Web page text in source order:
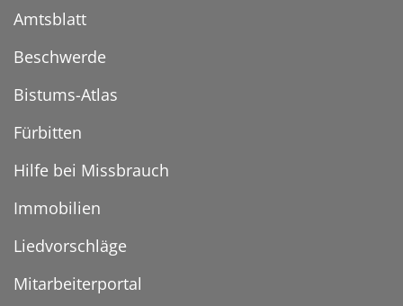
Amtsblatt
Beschwerde
Bistums-Atlas
Fürbitten
Hilfe bei Missbrauch
Immobilien
Liedvorschläge
Mitarbeiterportal